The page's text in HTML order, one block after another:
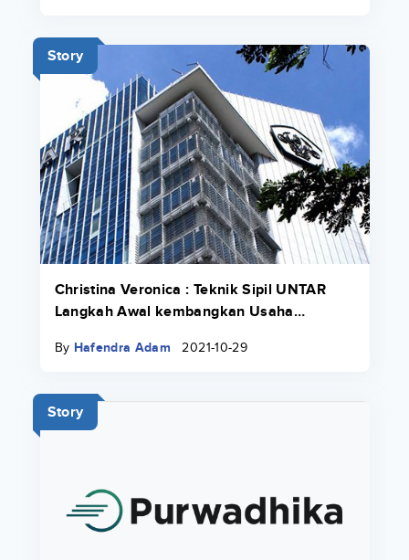
Story
Christina Veronica : Teknik Sipil UNTAR
Langkah Awal kembangkan Usaha
By Hafendra Adam 2021-10-29
Story